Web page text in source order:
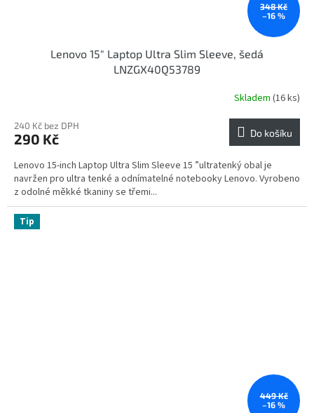
348 Kč
–16 %
Lenovo 15" Laptop Ultra Slim Sleeve, šedá
LNZGX40Q53789
Skladem (16 ks)
240 Kč bez DPH
290 Kč Do košíku
Lenovo 15-inch Laptop Ultra Slim Sleeve 15 ”ultratenký obal je
navržen pro ultra tenké a odnímatelné notebooky Lenovo. Vyrobeno
z odolné měkké tkaniny se třemi...
Tip
449 Kč
–16 %